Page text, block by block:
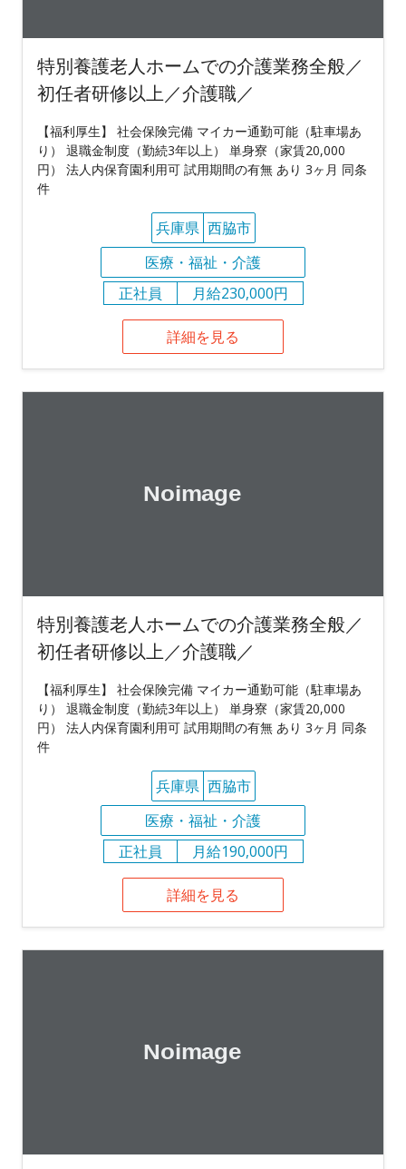
特別養護老人ホームでの介護業務全般／
初任者研修以上／介護職／
【福利厚生】 社会保険完備 マイカー通勤可能（駐車場あ
り） 退職金制度（勤続3年以上） 単身寮（家賃20,000
円） 法人内保育園利用可 試用期間の有無 あり 3ヶ月 同条
件
兵庫県 西脇市
医療・福祉・介護
正社員
月給230,000円
詳細を見る
特別養護老人ホームでの介護業務全般／
初任者研修以上／介護職／
【福利厚生】 社会保険完備 マイカー通勤可能（駐車場あ
り） 退職金制度（勤続3年以上） 単身寮（家賃20,000
円） 法人内保育園利用可 試用期間の有無 あり 3ヶ月 同条
件
兵庫県 西脇市
医療・福祉・介護
正社員
月給190,000円
詳細を見る